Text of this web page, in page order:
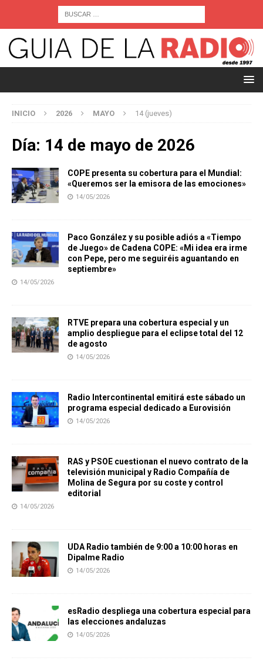
INICIO 2026 MAYO 14 (jueves)
Día: 14 de mayo de 2026
COPE presenta su cobertura para el Mundial:
«Queremos ser la emisora de las emociones»
14/05/2026
Paco González y su posible adiós a «Tiempo
de Juego» de Cadena COPE: «Mi idea era irme
con Pepe, pero me seguiréis aguantando en
septiembre»
14/05/2026
RTVE prepara una cobertura especial y un
amplio despliegue para el eclipse total del 12
de agosto
14/05/2026
Radio Intercontinental emitirá este sábado un
programa especial dedicado a Eurovisión
14/05/2026
RAS y PSOE cuestionan el nuevo contrato de la
televisión municipal y Radio Compañía de
Molina de Segura por su coste y control
editorial
14/05/2026
UDA Radio también de 9:00 a 10:00 horas en
Dipalme Radio
14/05/2026
esRadio despliega una cobertura especial para
las elecciones andaluzas
14/05/2026